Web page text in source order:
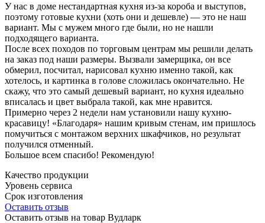
У нас в доме нестандартная кухня из-за короба и выступов,
поэтому готовые кухни (хоть они и дешевле) — это не наш
вариант. Мы с мужем много где были, но не нашли
подходящего варианта.
После всех походов по торговым центрам мы решили делать
на заказ под наши размеры. Вызвали замерщика, он все
обмерил, посчитал, нарисовал кухню именно такой, как
хотелось, и картинка в голове сложилась окончательно. Не
скажу, что это самый дешевый вариант, но кухня идеально
вписалась и цвет выбрала такой, как мне нравится.
Примерно через 2 недели нам установили нашу кухню-
красавицу! «Благодаря» нашим кривым стенам, им пришлось
помучиться с монтажом верхних шкафчиков, но результат
получился отменный.
Большое всем спасибо! Рекомендую!
Качество продукции
Уровень сервиса
Срок изготовления
Оставить отзыв
Оставить отзыв на товар Вудларк